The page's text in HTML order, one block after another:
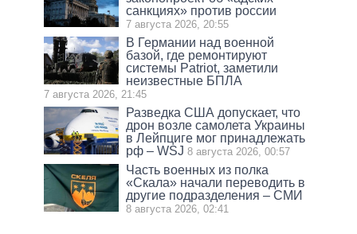
санкциях» против россии
7 августа 2026, 20:55
В Германии над военной
базой, где ремонтируют
системы Patriot, заметили
неизвестные БПЛА
7 августа 2026, 21:45
Разведка США допускает, что
дрон возле самолета Украины
в Лейпциге мог принадлежать
рф – WSJ 8 августа 2026, 00:57
Часть военных из полка
«Скала» начали переводить в
другие подразделения – СМИ
8 августа 2026, 02:41